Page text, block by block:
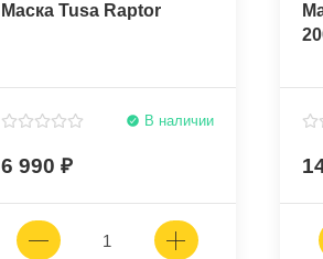
Маска Tusa Raptor
В наличии
6 990